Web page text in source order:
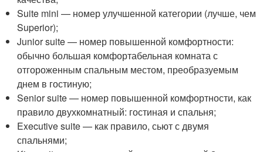
Suite mini — номер улучшенной категории (лучше, чем
Superior);
Junior suite — номер повышенной комфортности:
обычно большая комфортабельная комната с
отгороженным спальным местом, преобразуемым
днем в гостиную;
Senior suite — номер повышенной комфортности, как
правило двухкомнатный: гостиная и спальня;
Executive suite — как правило, сьют с двумя
спальнями;